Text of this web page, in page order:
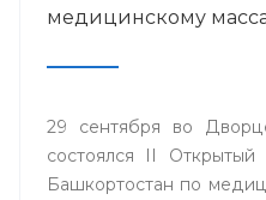
медицинскому
29 сентября во
состоялся II
Башкортостан по